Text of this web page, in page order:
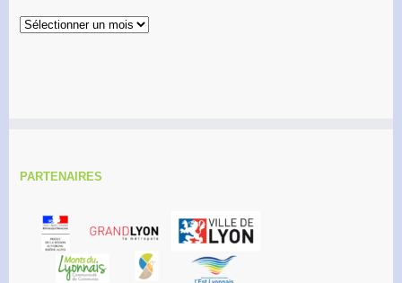
Archives
PARTENAIRES